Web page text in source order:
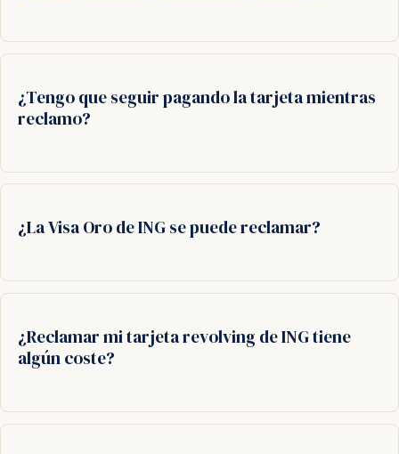
¿Tengo que seguir pagando la tarjeta mientras
reclamo?
¿La Visa Oro de ING se puede reclamar?
¿Reclamar mi tarjeta revolving de ING tiene
algún coste?